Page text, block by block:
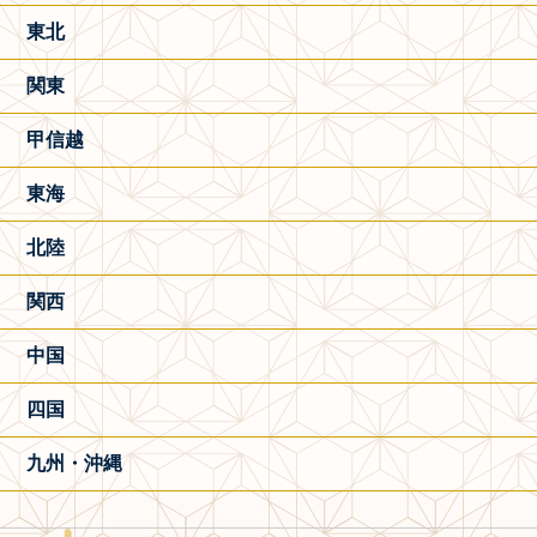
東北
関東
甲信越
東海
北陸
関西
中国
四国
九州・沖縄